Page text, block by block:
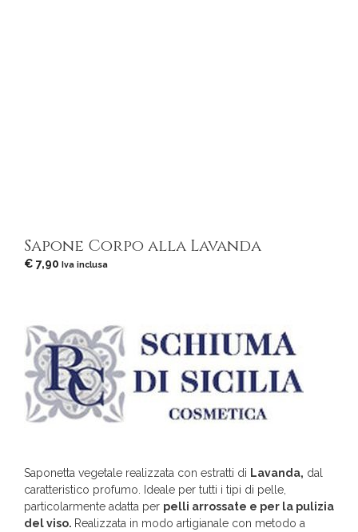
Sapone Corpo alla Lavanda
€ 7,90 Iva inclusa
Saponetta vegetale realizzata con estratti di Lavanda, dal
caratteristico profumo. Ideale per tutti i tipi di pelle,
particolarmente adatta per pelli arrossate e per la pulizia
del viso. Realizzata in modo artigianale con metodo a